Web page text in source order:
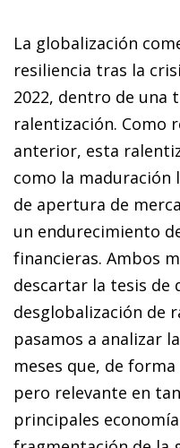
La globalización
resiliencia tras la
2022, dentro de una
ralentización. Como
anterior, esta
como la maduración
de apertura de
un endurecimiento
financieras. Ambos
descartar la tesis de
desglobalización de
pasamos a analizar
meses que, de
pero relevante en
principales